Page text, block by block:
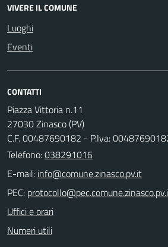
VIVERE IL COMUNE
Luoghi
Eventi
CONTATTI
Piazza Vittoria n.11
27030 Zinasco (PV)
C.F. 00487690182 - P.Iva:
Telefono:038291016
E-mail:
PEC:
Uffici e orari
Numeri utili